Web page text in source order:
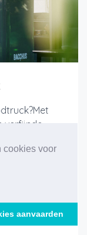
cookies voor
aanvaarden
verfijnde
maar een
en smaak